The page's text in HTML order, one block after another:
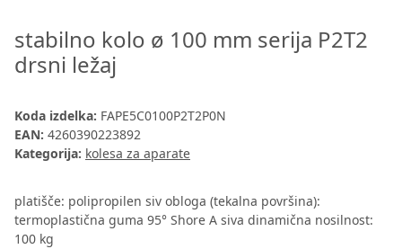
stabilno kolo ø 100 mm serija P2T2
drsni ležaj
Koda izdelka: FAPE5C0100P2T2P0N
EAN: 4260390223892
Kategorija: kolesa za aparate
platišče: polipropilen siv obloga (tekalna površina):
termoplastična guma 95° Shore A siva dinamična nosilnost:
100 kg